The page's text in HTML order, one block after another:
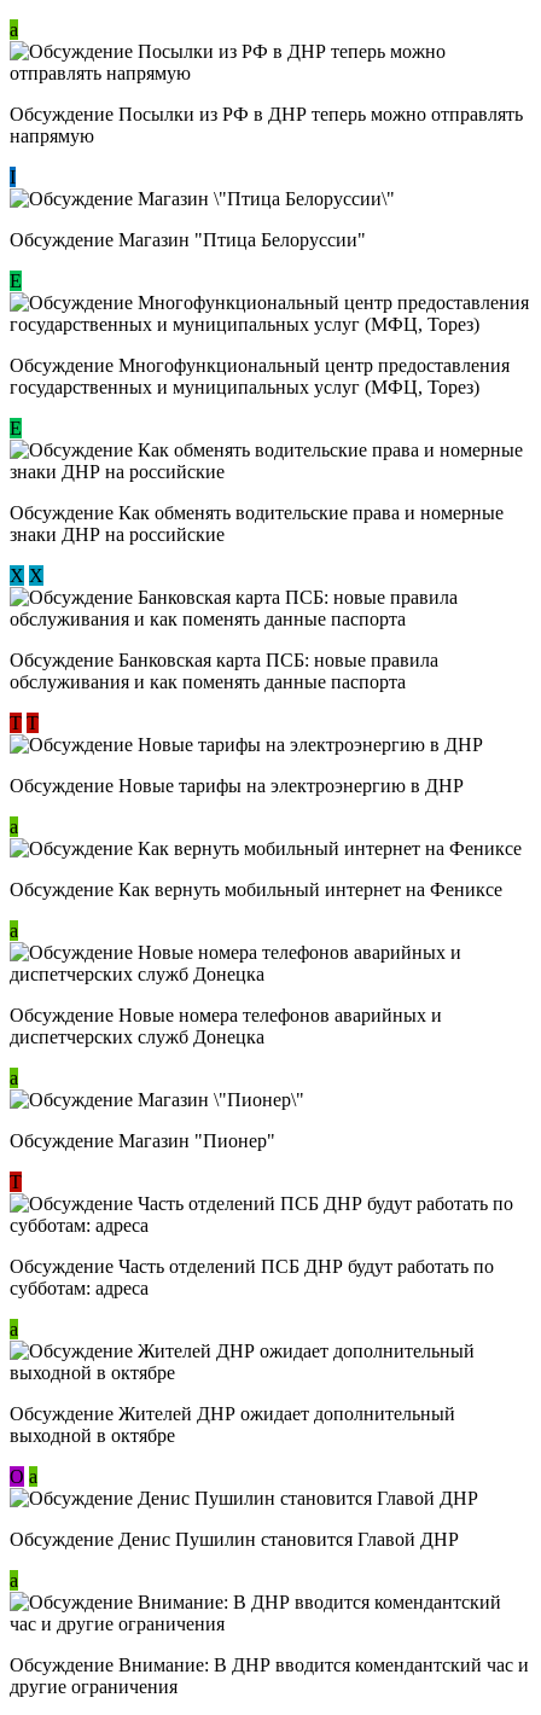
a
Обсуждение Посылки из РФ в ДНР теперь можно отправлять
напрямую
I
Обсуждение Магазин "Птица Белоруссии"
Е
Обсуждение Многофункциональный центр предоставления
государственных и муниципальных услуг (МФЦ, Торез)
E
Обсуждение ​Как обменять водительские права и номерные
знаки ДНР на российские
Х Х
Обсуждение ​Банковская карта ПСБ: новые правила
обслуживания и как поменять данные паспорта
Т Т
Обсуждение Новые тарифы на электроэнергию в ДНР
a
Обсуждение Как вернуть мобильный интернет на Фениксе
a
Обсуждение Новые номера телефонов аварийных и
диспетчерских служб Донецка
a
Обсуждение Магазин "Пионер"
Т
Обсуждение Часть отделений ПСБ ДНР будут работать по
субботам: адреса
a
Обсуждение Жителей ДНР ожидает дополнительный
выходной в октябре
О a
Обсуждение Денис Пушилин становится Главой ДНР
a
Обсуждение Внимание: В ДНР вводится комендантский час и
другие ограничения